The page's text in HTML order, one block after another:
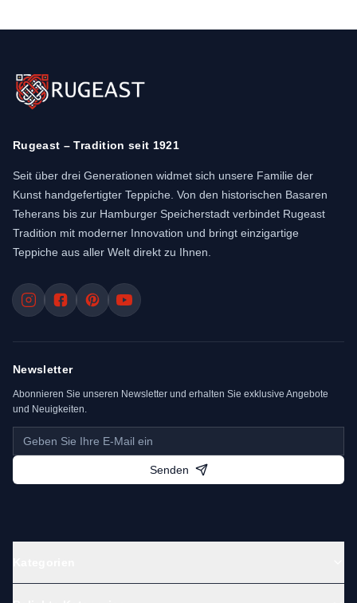
Rugeast – Tradition seit 1921
Seit über drei Generationen widmet sich unsere Familie der
Kunst handgefertigter Teppiche. Von den historischen Basaren
Teherans bis zur Hamburger Speicherstadt verbindet Rugeast
Tradition mit moderner Innovation und bringt einzigartige
Teppiche aus aller Welt direkt zu Ihnen.
Newsletter
Abonnieren Sie unseren Newsletter und erhalten Sie exklusive Angebote
und Neuigkeiten.
Senden